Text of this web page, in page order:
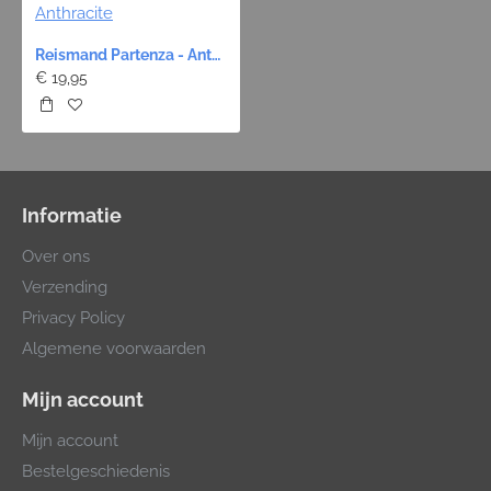
Reismand Partenza - Anthracite
€ 19,95
Informatie
Over ons
Verzending
Privacy Policy
Algemene voorwaarden
Mijn account
Mijn account
Bestelgeschiedenis